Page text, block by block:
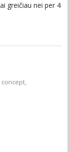
greičiau nei per 4
concept,